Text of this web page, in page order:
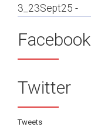
3_23Sept25 -
Facebook
Twitter
Tweets